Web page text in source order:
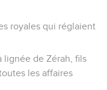
royales qui réglaient
lignée de Zérah, fils
les affaires